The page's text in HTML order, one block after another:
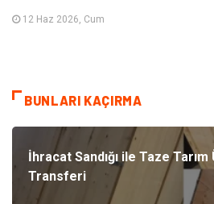
12 Haz 2026, Cum
BUNLARI KAÇIRMA
İhracat Sandığı ile Taze
Transferi